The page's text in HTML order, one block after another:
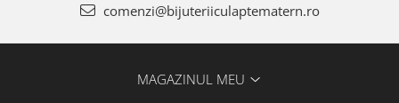
comenzi@bijuteriiculaptematern.ro
MAGAZINUL MEU